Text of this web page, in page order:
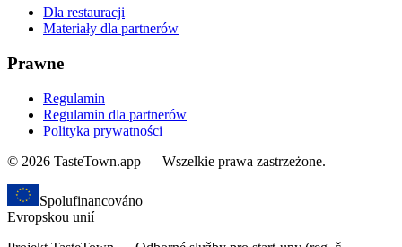
Dla restauracji
Materiały dla partnerów
Prawne
Regulamin
Regulamin dla partnerów
Polityka prywatności
© 2026 TasteTown.app — Wszelkie prawa zastrzeżone.
Spolufinancováno
Evropskou unií